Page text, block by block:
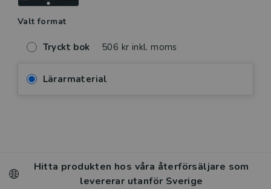
Valt format
Tryckt bok 506 kr inkl. moms
Lärarmaterial
Hitta produkten hos våra återförsäljare som
levererar utanför Sverige